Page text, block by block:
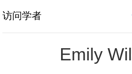
访问学者
Emily